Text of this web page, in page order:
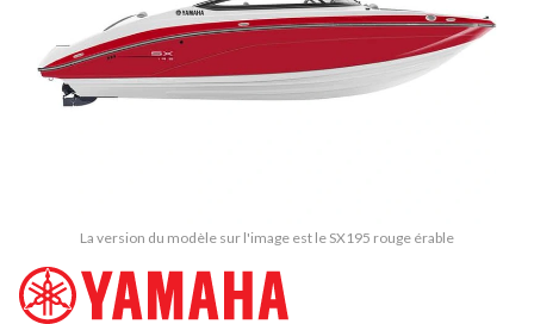
La version du modèle sur l'image est le SX195 rouge érable